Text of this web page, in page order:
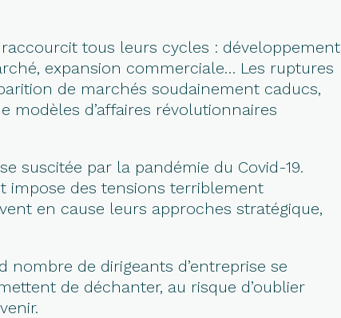
tous leurs cycles : développement
expansion commerciale… Les ruptures
de marchés soudainement caducs,
modèles d’affaires révolutionnaires
suscitée par la pandémie du Covid-19.
impose des tensions terriblement
en cause leurs approches stratégique,
de dirigeants d’entreprise se
de déchanter, au risque d’oublier